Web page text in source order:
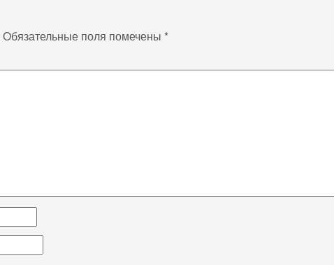
Обязательные поля помечены *